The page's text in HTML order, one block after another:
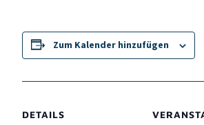
Zum Kalender hinzufügen
DETAILS